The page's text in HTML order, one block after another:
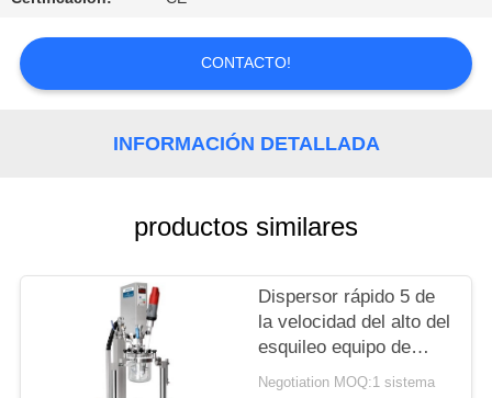
EN
CONTACTO
CITA
NOTICIAS
CONTACTO!
INFORMACIÓN DETALLADA
productos similares
Dispersor rápido 5 de
la velocidad del alto del
esquileo equipo de
Auxilary - capacidad de
Negotiation MOQ:1 sistema